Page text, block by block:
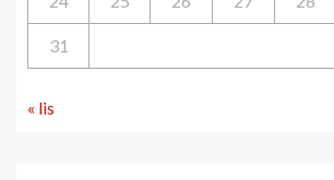
31
« lis